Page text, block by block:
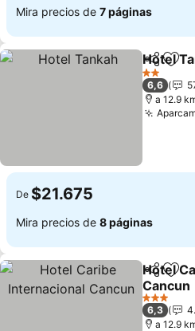
Mira precios de 7 páginas
Hotel
2 Estrellas
6,6
a 12.9
De $21.675
Mira precios de 8 páginas
Hotel
Cancun
Ver
3 Estrellas
6,3
a 12.9